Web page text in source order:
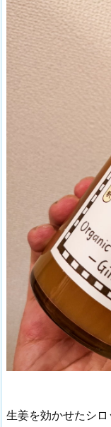
生姜を効かせたシ